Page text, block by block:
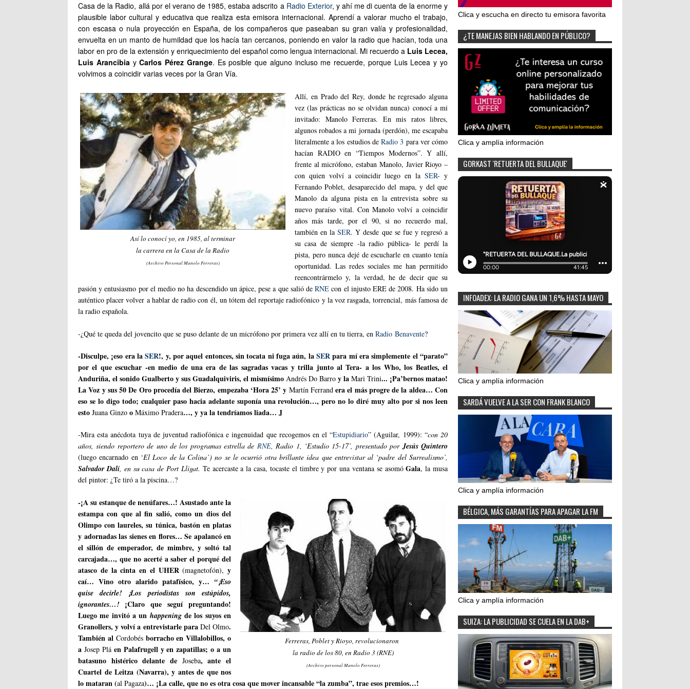
Casa de la Radio, allá por el verano de 1985, estaba adscrito a Radio Exterior, y ahí me di cuenta de la enorme y
plausible labor cultural y educativa que realiza esta emisora internacional. Aprendí a valorar mucho el trabajo,
con escasa o nula proyección en España, de los compañeros que paseaban su gran valía y profesionalidad,
envuelta en un manto de humildad que los hacía tan cercanos, poniendo en valor la radio que hacían, toda una
labor en pro de la extensión y enriquecimiento del español como lengua internacional. Mi recuerdo a Luis Lecea,
Luis Arancibia yCarlos Pérez Grange. Es posible que alguno incluso me recuerde, porque Luis Lecea y yo
volvimos a coincidir varias veces por la Gran Vía.
Así lo conocí yo, en 1985, al terminar
la carrera en la Casa de la Radio
(Archivo Personal Manolo Ferreras)
Allí, en Prado del Rey, donde he regresado alguna
vez (las prácticas no se olvidan nunca) conocí a mi
invitado: Manolo Ferreras. En mis ratos libres,
algunos robados a mi jornada (perdón), me escapaba
literalmente a los estudios deRadio 3 para ver cómo
hacían RADIO en “Tiempos Modernos”. Y allí,
frente al micrófono, estaban Manolo, Javier Rioyo –
con quien volví a coincidir luego en laSER- y
Fernando Poblet, desaparecido del mapa, y del que
Manolo da alguna pista en la entrevista sobre su
nuevo paraíso vital. Con Manolo volví a coincidir
años más tarde, por el 90, si no recuerdo mal,
también en laSER. Y desde que se fue y regresó a
su casa de siempre -la radio pública- le perdí la
pista, pero nunca dejé de escucharle en cuanto tenía
oportunidad. Las redes sociales me han permitido
reencontrármelo y, la verdad, he de decir que su
pasión y entusiasmo por el medio no ha descendido un ápice, pese a que salió deRNEcon el injusto ERE de 2008. Ha sido un
auténtico placer volver a hablar de radio con él, un tótem del reportaje radiofónico y la voz rasgada, torrencial, más famosa de
la radio española.
-¿Qué te queda del jovencito que se puso delante de un micrófono por primera vez allí en tu tierra, en Radio Benavente?
-Disculpe, ¡eso era laSER!, y, por aquel entonces, sin tocata ni fuga aún, laSERpara mí era simplemente el “parato”
por el que escuchar -en medio de una era de las sagradas vacas y trilla junto al Tera- a los Who, los Beatles, el
Anduriña, el sonido Gualberto y sus Guadalquiviris, el mismísimo Andrés Do Barro y la Mari Trini... ¡Pa’bernos matao!
La Voz y sus 50 De Oro procedía del Bierzo, empezaba ‘Hora 25’ y Martín Ferrandera el más progre de la aldea… Con
eso se lo digo todo; cualquier paso hacia adelante suponía una revolución…, pero no lo diré muy alto por si nos leen
esto Juana Ginzo o Máximo Pradera…, y ya la tendríamos liada… J
-Mira esta anécdota tuya de juventud radiofónica e ingenuidad que recogemos en el “Estupidiario” (Aguilar, 1999): “con 20
años, siendo reportero de uno de los programas estrella de RNE, Radio 1, ‘Estudio 15-17’, presentado por Jesús Quintero
(luego encarnado en ‘El Loco de la Colina’) no se le ocurrió otra brillante idea que entrevistar al ‘padre del Surrealismo’,
Salvador Dalí, en su casa de Port Lligat. Te acercaste a la casa, tocaste el timbre y por una ventana se asomóGala, la musa
del pintor: ¿Te tiró a la piscina…?
Ferreras, Poblet y Rioyo, revolucionaron
la radio de los 80, en Radio 3 (RNE)
(Archivo personal Manolo Ferreras)
-¡A su estanque de nenúfares…! Asustado ante la
estampa con que al fin salió, como un dios del
Olimpo con laureles, su túnica, bastón en platas
y adornadas las sienes en flores… Se apalancó en
el sillón de emperador, de mimbre, y soltó tal
carcajada…, que no acerté a saber el porqué del
atasco de la cinta en el UHER(magnetofón), y
caí… Vino otro alarido patafísico, y… “¡Eso
quise decirle! ¡Los periodistas son estúpidos,
ignorantes…! ¡Claro que seguí preguntando!
Luego me invitó a un happeningde los suyos en
Granollers, y volví a entrevistarle para Del Olmo.
También al Cordobésborracho en Villalobillos, o
a Josep Pláen Palafrugell y en zapatillas; o a un
batasuno histérico delante de Joseba, ante el
Cuartel de Leitza (Navarra), y antes de que nos
lo mataran (al Pagaza)… ¡La calle, que no es otra cosa que mover incansable “la zumba”, trae esos premios…!
Clica y escucha en directo tu emisora favorita
¿TE MANEJAS BIEN HABLANDO EN PÚBLICO?
Clica y amplía información
GORKAST 'RETUERTA DEL BULLAQUE'
INFOADEX: LA RADIO GANA UN 1,6% HASTA MAYO
Clica y amplía información
SARDÁ VUELVE A LA SER CON FRANK BLANCO
Clica y amplía información
BÉLGICA, MÁS GARANTÍAS PARA APAGAR LA FM
Clica y amplía información
SUIZA: LA PUBLICIDAD SE CUELA EN LA DAB+